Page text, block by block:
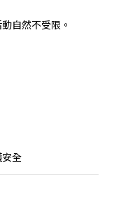
自然不受限。
全